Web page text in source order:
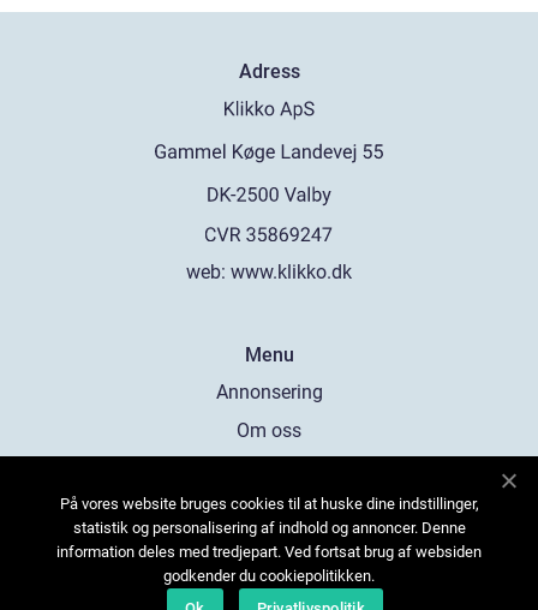
Adress
web: www.klikko.dk
Menu
Annonsering
Om oss
Kontakta oss
Sitemap
På vores website bruges cookies til at huske dine indstillinger,
statistik og personalisering af indhold og annoncer. Denne
information deles med tredjepart. Ved fortsat brug af websiden
godkender du cookiepolitikken.